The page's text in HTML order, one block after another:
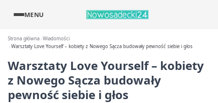
MENU
Strona główna Wiadomości
Warsztaty Love Yourself – kobiety z Nowego Sącza budowały pewność siebie i głos
Warsztaty Love Yourself – kobiety
z Nowego Sącza budowały
pewność siebie i głos